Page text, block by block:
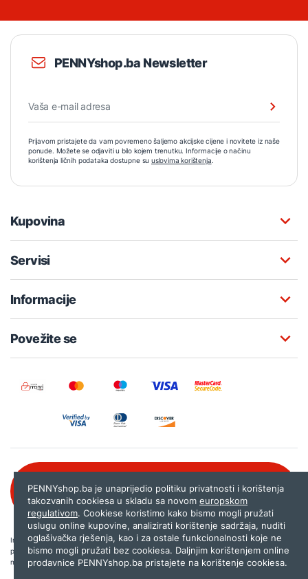
PENNYshop.ba Newsletter
Prijavom pristajete da vam povremeno šaljemo akcijske cijene i novitete iz naše
ponude. Možete se odjaviti u bilo kojem trenutku. Informacije o načinu
korištenja ličnih podataka dostupne su uslovima korištenja.
Kupovina
Servisi
Informacije
Povežite se
080 020 261
Internet trgovina PENNYshop.ba nastoji objavljivati samo provjerene i pravilne
podatke. Ako na našoj stranici otkrijete neistinite, odnosno neadekvatne informacije,
molimo vas da nam to javite nashop@pennyplus.com .
PENNYshop.ba je unaprijedio politiku privatnosti i korištenja
takozvanih cookiesa u skladu sa novom europskom
regulativom. Cookiese koristimo kako bismo mogli pružati
uslugu online kupovine, analizirati korištenje sadržaja, nuditi
oglašivačka rješenja, kao i za ostale funkcionalnosti koje ne
bismo mogli pružati bez cookiesa. Daljnjim korištenjem online
prodavnice PENNYshop.ba pristajete na korištenje cookiesa.